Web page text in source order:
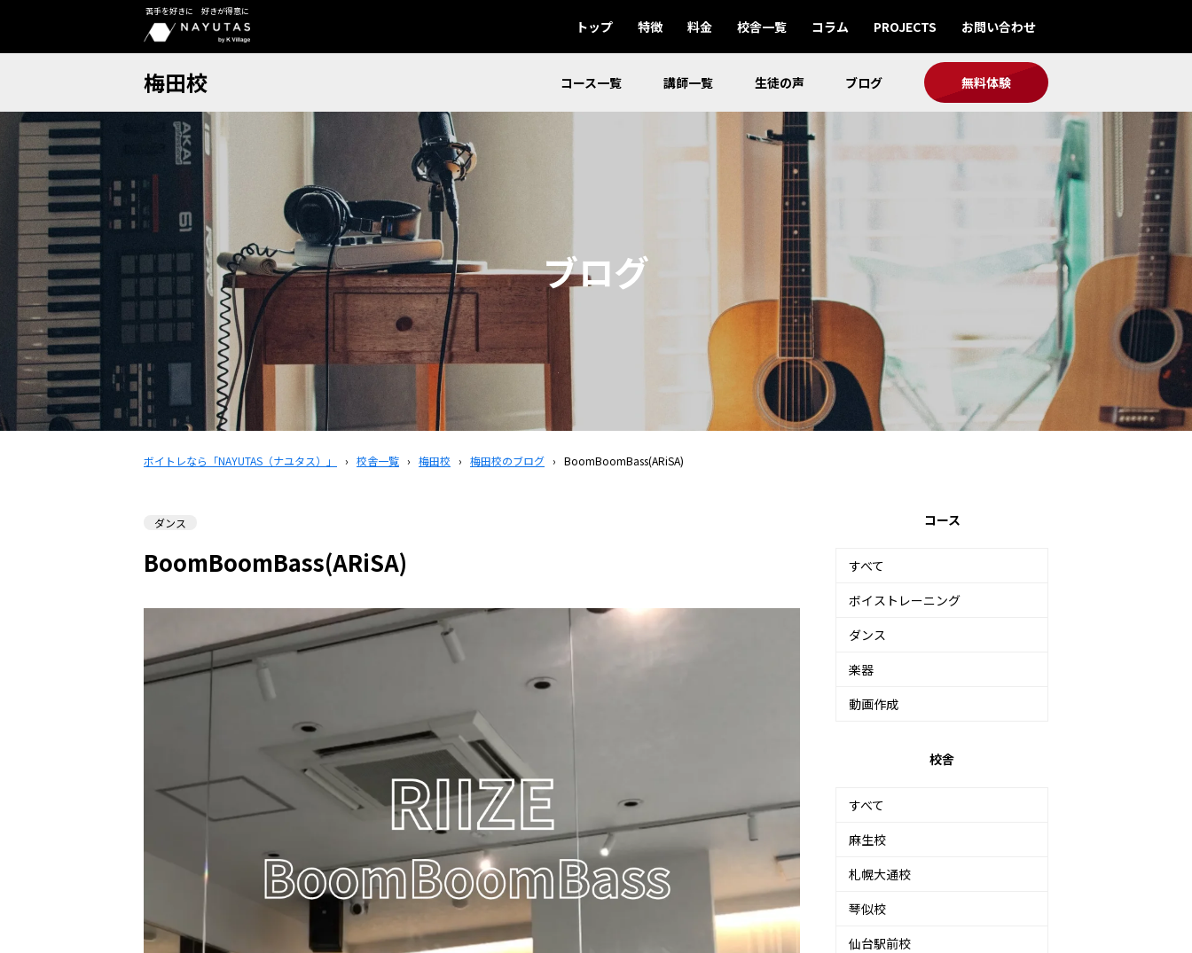
苦手を好きに 好きが得意に
トップ 特徴 料金 校舎一覧 コラム PROJECTS お問い合わせ
梅田校 コース一覧 講師一覧 生徒の声 ブログ 無料体験
ブログ
ボイトレなら「NAYUTAS（ナユタス）」 › 校舎一覧 › 梅田校 › 梅田校のブログ › BoomBoomBass(ARiSA)
ダンス
BoomBoomBass(ARiSA)
コース
すべて
ボイストレーニング
ダンス
楽器
動画作成
校舎
すべて
麻生校
札幌大通校
琴似校
仙台駅前校